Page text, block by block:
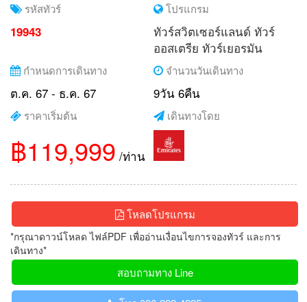
รหัสทัวร์
19943
โปรแกรม
ทัวร์สวิตเซอร์แลนด์ ทัวร์
ออสเตรีย ทัวร์เยอรมัน
กำหนดการเดินทาง
ต.ค. 67 - ธ.ค. 67
จำนวนวันเดินทาง
9วัน 6คืน
ราคาเริ่มต้น
฿119,999 /ท่าน
เดินทางโดย
โหลดโปรแกรม
*กรุณาดาวน์โหลด ไฟล์PDF เพื่ออ่านเงื่อนไขการจองทัวร์ และการ
เดินทาง*
สอบถามทาง Line